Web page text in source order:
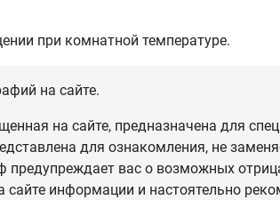
при комнатной температуре.
на сайте.
на сайте, предназначена для
для ознакомления, не
вас о возможных
сайте информации и настоятельно